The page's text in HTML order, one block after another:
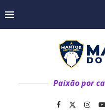
Paixão por